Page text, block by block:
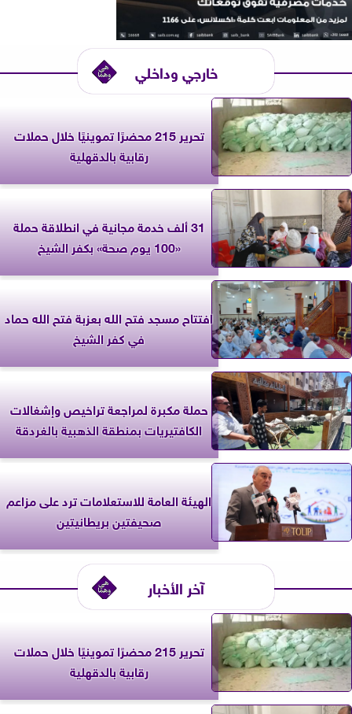
خارجي وداخلي
تحرير 215 محضرًا تموينيًا خلال حملات
رقابية بالدقهلية
31 ألف خدمة مجانية في انطلاقة حملة
«100 يوم صحة» بكفر الشيخ
افتتاح مسجد فتح الله بعزبة فتح الله حماد
في كفر الشيخ
حملة مكبرة لمراجعة تراخيص وإشغالات
الكافتيريات بمنطقة الذهبية بالغردقة
الهيئة العامة للاستعلامات ترد على مزاعم
صحيفتين بريطانيتين
آخر الأخبار
تحرير 215 محضرًا تموينيًا خلال حملات
رقابية بالدقهلية